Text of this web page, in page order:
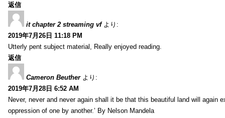
返信
it chapter 2 streaming vf より:
2019年7月26日 11:18 PM
Utterly pent subject material, Really enjoyed reading.
返信
Cameron Beuther より:
2019年7月28日 6:52 AM
Never, never and never again shall it be that this beautiful land will again
oppression of one by another.’ By Nelson Mandela